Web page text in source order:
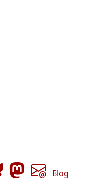
Blog